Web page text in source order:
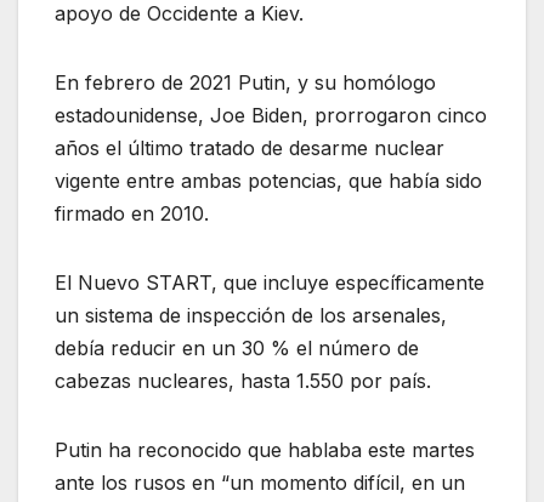
apoyo de Occidente a Kiev.
En febrero de 2021 Putin, y su homólogo
estadounidense, Joe Biden, prorrogaron cinco
años el último tratado de desarme nuclear
vigente entre ambas potencias, que había sido
firmado en 2010.
El Nuevo START, que incluye específicamente
un sistema de inspección de los arsenales,
debía reducir en un 30 % el número de
cabezas nucleares, hasta 1.550 por país.
Putin ha reconocido que hablaba este martes
ante los rusos en “un momento difícil, en un